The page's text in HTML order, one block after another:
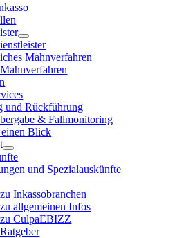
Mahnverfahren
und Rückführung
& Fallmonitoring
einen Blick
und Spezialauskünfte
Inkassobranchen
allgemeinen Infos
CulpaEBIZZ